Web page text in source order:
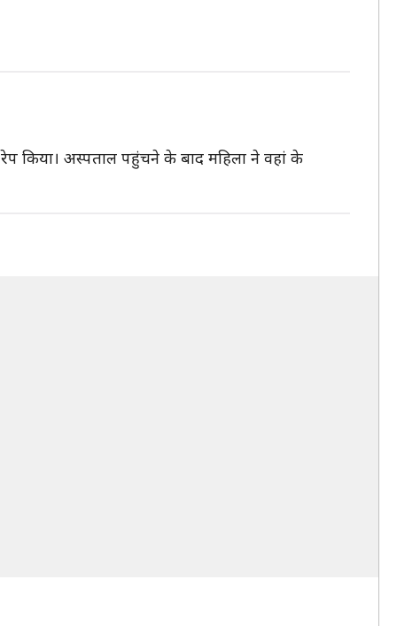
किया। अस्पताल पहुंचने के बाद महिला ने वहां के